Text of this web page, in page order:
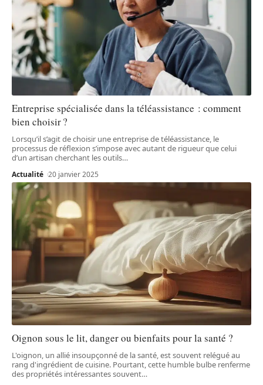
Entreprise spécialisée dans la téléassistance : comment
bien choisir ?
Lorsqu’il s’agit de choisir une entreprise de téléassistance, le
processus de réflexion s’impose avec autant de rigueur que celui
d’un artisan cherchant les outils…
Actualité 20 janvier 2025
Oignon sous le lit, danger ou bienfaits pour la santé ?
L'oignon, un allié insoupçonné de la santé, est souvent relégué au
rang d'ingrédient de cuisine. Pourtant, cette humble bulbe renferme
des propriétés intéressantes souvent…